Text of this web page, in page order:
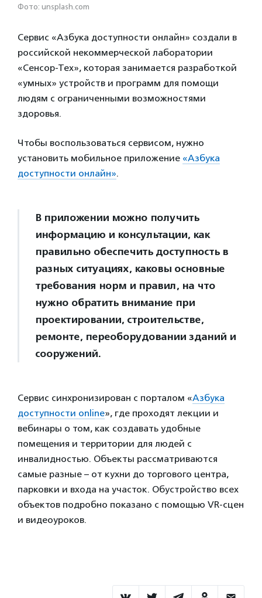
Фото: unsplash.com
Сервис «Азбука доступности онлайн» создали в
российской некоммерческой лаборатории
«Сенсор-Тех», которая занимается разработкой
«умных» устройств и программ для помощи
людям с ограниченными возможностями
здоровья.
Чтобы воспользоваться сервисом, нужно
установить мобильное приложение «Азбука
доступности онлайн».
В приложении можно получить
информацию и консультации, как
правильно обеспечить доступность в
разных ситуациях, каковы основные
требования норм и правил, на что
нужно обратить внимание при
проектировании, строительстве,
ремонте, переоборудовании зданий и
сооружений.
Сервис синхронизирован с порталом «Азбука
доступности online», где проходят лекции и
вебинары о том, как создавать удобные
помещения и территории для людей с
инвалидностью. Объекты рассматриваются
самые разные – от кухни до торгового центра,
парковки и входа на участок. Обустройство всех
объектов подробно показано с помощью VR-сцен
и видеоуроков.